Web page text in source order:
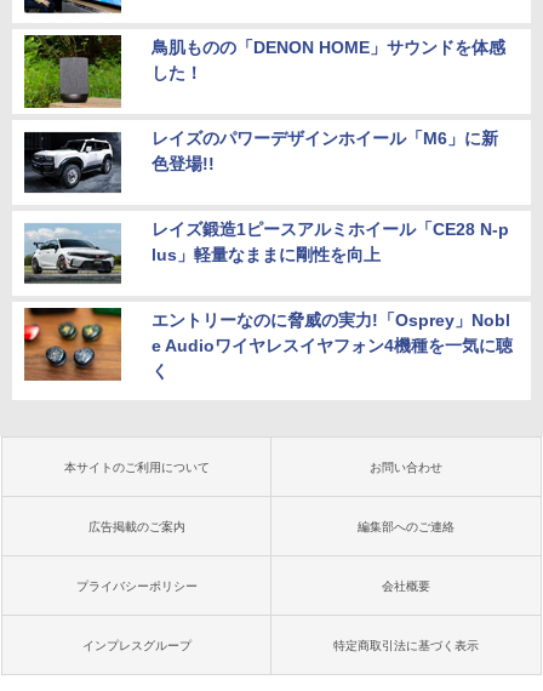
鳥肌ものの「DENON HOME」サウンドを体感
した！
レイズのパワーデザインホイール「M6」に新
色登場!!
レイズ鍛造1ピースアルミホイール「CE28 N-p
lus」軽量なままに剛性を向上
エントリーなのに脅威の実力!「Osprey」Nobl
e Audioワイヤレスイヤフォン4機種を一気に聴
く
本サイトのご利用について お問い合わせ
広告掲載のご案内 編集部へのご連絡
プライバシーポリシー 会社概要
インプレスグループ 特定商取引法に基づく表示